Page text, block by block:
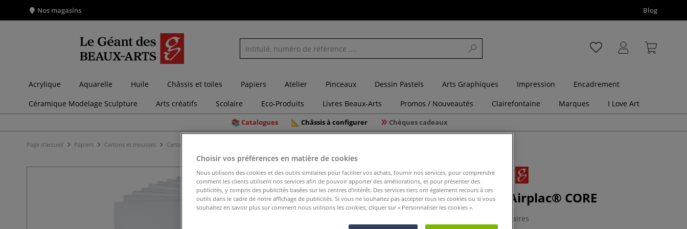
Nos magasins Blog
Acrylique Aquarelle Huile Châssis et toiles Papiers Atelier Pinceaux Dessin Pastels Arts Graphiques Impression
Encadrement
Céramique Modelage Sculpture
Arts créatifs Scolaire Eco-Produits Livres Beaux-Arts Promos / Nouveautés Clairefontaine Marques I Love Art
Catalogues Châssis à configurer Chèques cadeaux
Page d'accueil Papiers Cartons et mousses Cartons mousse
Lot de 10 plaques Airplac® CORE
0 Commentaires
Choisir vos préférences en matière de cookies
Nous utilisons des cookies et des outils similaires pour faciliter vos achats, fournir nos services, pour comprendre
comment les clients utilisent nos services afin de pouvoir apporter des améliorations, et pour présenter des
publicités, y compris des publicités basées sur les centres d’intérêt. Des services tiers ont également recours à ces
outils dans le cadre de notre affichage de publicités. Si vous ne souhaitez pas accepter tous les cookies ou si vous
souhaitez en savoir plus sur comment nous utilisons les cookies, cliquer sur « Personnaliser les cookies ».